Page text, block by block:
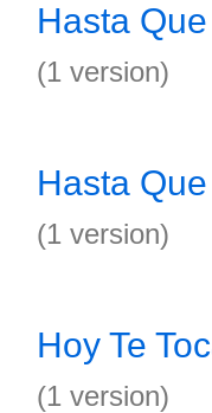
Hasta
(1 version)
Hasta
(1 version)
Hoy Te
(1 version)